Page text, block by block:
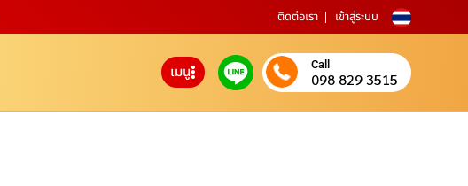
ติดต่อเรา เข้าสู่ระบบ
เมนู Call
098 829 3515